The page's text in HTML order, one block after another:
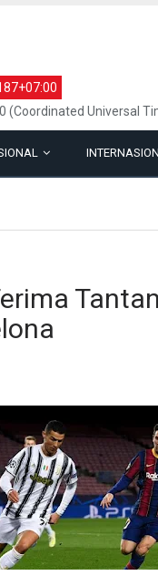
(Coordinated Universal